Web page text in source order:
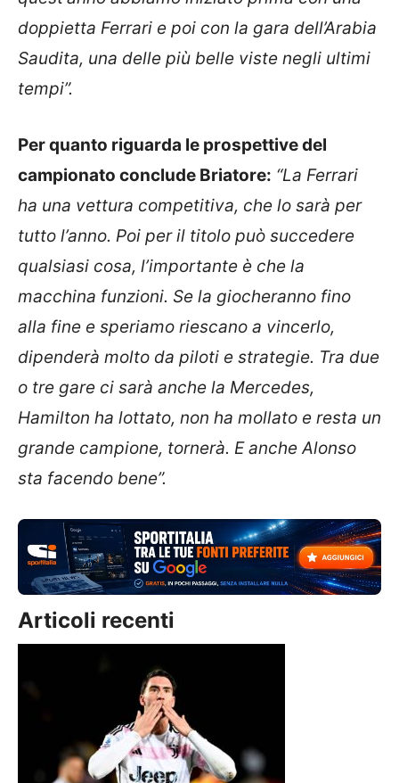
doppietta Ferrari e poi con la gara dell’Arabia
Saudita, una delle più belle viste negli ultimi
tempi”.
Per quanto riguarda le prospettive del
campionato conclude Briatore: “La Ferrari
ha una vettura competitiva, che lo sarà per
tutto l’anno. Poi per il titolo può succedere
qualsiasi cosa, l’importante è che la
macchina funzioni. Se la giocheranno fino
alla fine e speriamo riescano a vincerlo,
dipenderà molto da piloti e strategie. Tra due
o tre gare ci sarà anche la Mercedes,
Hamilton ha lottato, non ha mollato e resta un
grande campione, tornerà. E anche Alonso
sta facendo bene”.
Articoli recenti